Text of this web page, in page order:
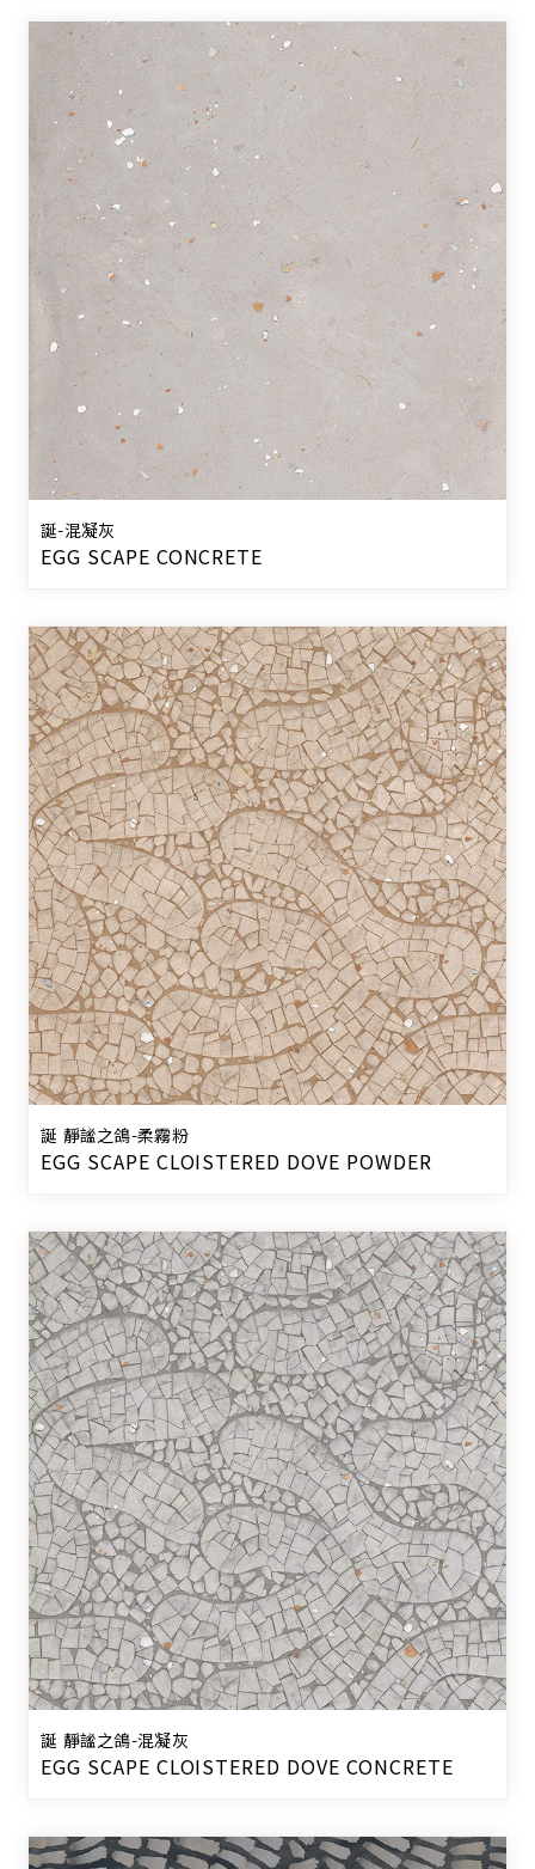
誕-混凝灰
EGG SCAPE CONCRETE
誕 靜謐之鴿-柔霧粉
EGG SCAPE CLOISTERED DOVE POWDER
誕 靜謐之鴿-混凝灰
EGG SCAPE CLOISTERED DOVE CONCRETE